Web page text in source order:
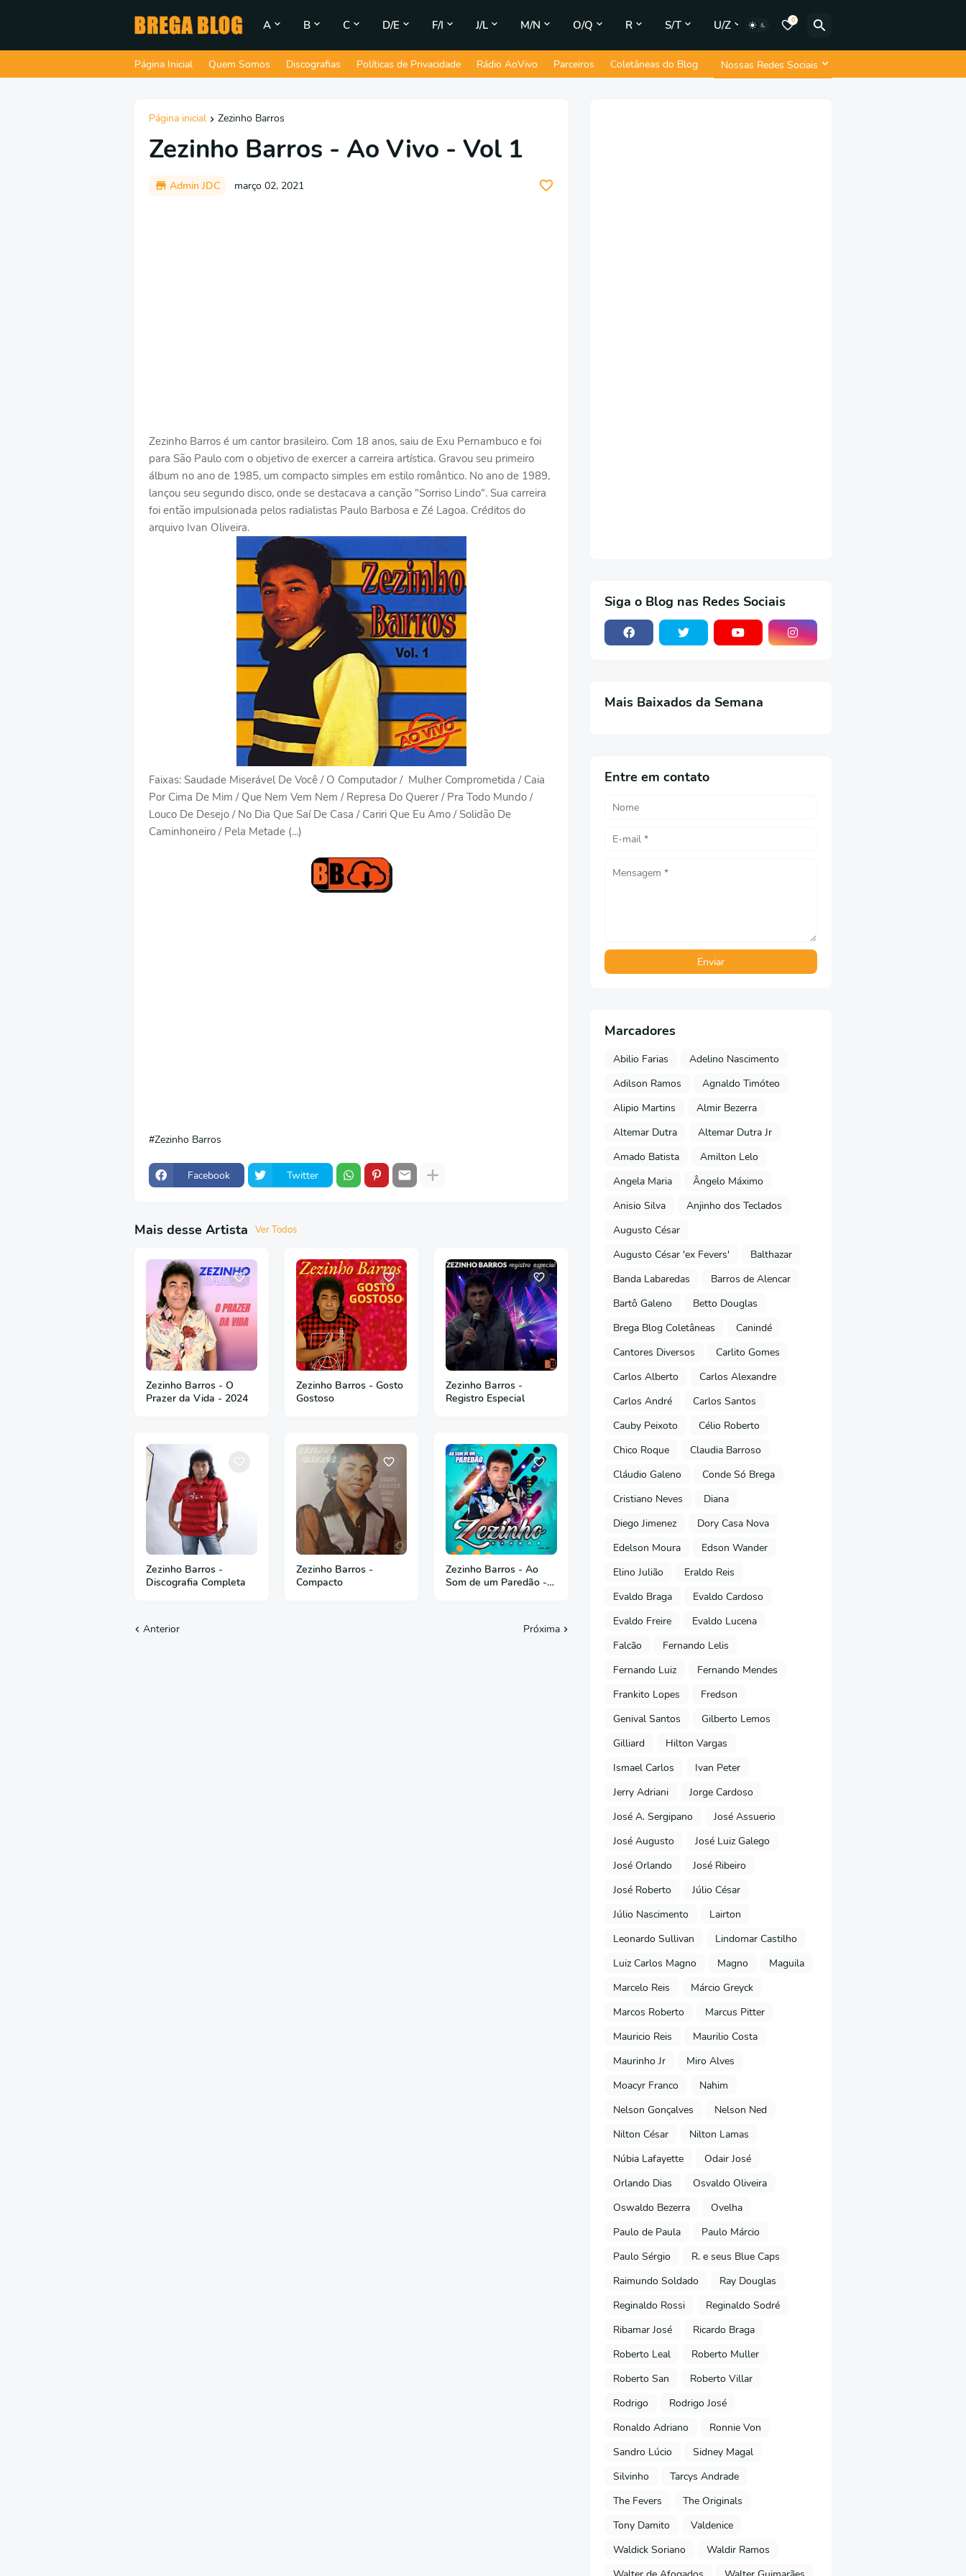
A B C D/E F/I J/L M/N O/Q R S/T U/Z 0
Página Inicial Quem Somos Discografias Políticas de Privacidade Rádio AoVivo Parceiros Coletâneas do Blog Nossas Redes Sociais
Página inicial Zezinho Barros
Zezinho Barros - Ao Vivo - Vol 1
Admin JDC março 02, 2021
Zezinho Barros é um cantor brasileiro. Com 18 anos, saiu de Exu Pernambuco e foi
para São Paulo com o objetivo de exercer a carreira artística. Gravou seu primeiro
álbum no ano de 1985, um compacto simples em estilo romântico. No ano de 1989,
lançou seu segundo disco, onde se destacava a canção "Sorriso Lindo". Sua carreira
foi então impulsionada pelos radialistas Paulo Barbosa e Zé Lagoa. Créditos do
arquivo Ivan Oliveira.
Faixas: Saudade Miserável De Você / O Computador / Mulher Comprometida / Caia
Por Cima De Mim / Que Nem Vem Nem / Represa Do Querer / Pra Todo Mundo /
Louco De Desejo / No Dia Que Saí De Casa / Cariri Que Eu Amo / Solidão De
Caminhoneiro / Pela Metade (...)
Zezinho Barros
Facebook Twitter
Mais desse Artista Ver Todos
Zezinho Barros - O
Prazer da Vida - 2024
Zezinho Barros - Gosto
Gostoso
Zezinho Barros -
Registro Especial
Zezinho Barros -
Discografia Completa
Zezinho Barros -
Compacto
Zezinho Barros - Ao
Som de um Paredão -
Anterior Próxima
Siga o Blog nas Redes Sociais
Mais Baixados da Semana
Entre em contato
Marcadores
Abilio Farias
Adelino Nascimento
Adilson Ramos
Agnaldo Timóteo
Alipio Martins
Almir Bezerra
Altemar Dutra
Altemar Dutra Jr
Amado Batista
Amilton Lelo
Angela Maria
Ângelo Máximo
Anisio Silva
Anjinho dos Teclados
Augusto César
Augusto César 'ex Fevers'
Balthazar
Banda Labaredas
Barros de Alencar
Bartô Galeno
Betto Douglas
Brega Blog Coletâneas
Canindé
Cantores Diversos
Carlito Gomes
Carlos Alberto
Carlos Alexandre
Carlos André
Carlos Santos
Cauby Peixoto
Célio Roberto
Chico Roque
Claudia Barroso
Cláudio Galeno
Conde Só Brega
Cristiano Neves
Diana
Diego Jimenez
Dory Casa Nova
Edelson Moura
Edson Wander
Elino Julião
Eraldo Reis
Evaldo Braga
Evaldo Cardoso
Evaldo Freire
Evaldo Lucena
Falcão
Fernando Lelis
Fernando Luiz
Fernando Mendes
Frankito Lopes
Fredson
Genival Santos
Gilberto Lemos
Gilliard
Hilton Vargas
Ismael Carlos
Ivan Peter
Jerry Adriani
Jorge Cardoso
José A. Sergipano
José Assuerio
José Augusto
José Luiz Galego
José Orlando
José Ribeiro
José Roberto
Júlio César
Júlio Nascimento
Lairton
Leonardo Sullivan
Lindomar Castilho
Luiz Carlos Magno
Magno
Maguila
Marcelo Reis
Márcio Greyck
Marcos Roberto
Marcus Pitter
Mauricio Reis
Maurilio Costa
Maurinho Jr
Miro Alves
Moacyr Franco
Nahim
Nelson Gonçalves
Nelson Ned
Nilton César
Nilton Lamas
Núbia Lafayette
Odair José
Orlando Dias
Osvaldo Oliveira
Oswaldo Bezerra
Ovelha
Paulo de Paula
Paulo Márcio
Paulo Sérgio
R. e seus Blue Caps
Raimundo Soldado
Ray Douglas
Reginaldo Rossi
Reginaldo Sodré
Ribamar José
Ricardo Braga
Roberto Leal
Roberto Muller
Roberto San
Roberto Villar
Rodrigo
Rodrigo José
Ronaldo Adriano
Ronnie Von
Sandro Lúcio
Sidney Magal
Silvinho
Tarcys Andrade
The Fevers
The Originals
Tony Damito
Valdenice
Waldick Soriano
Waldir Ramos